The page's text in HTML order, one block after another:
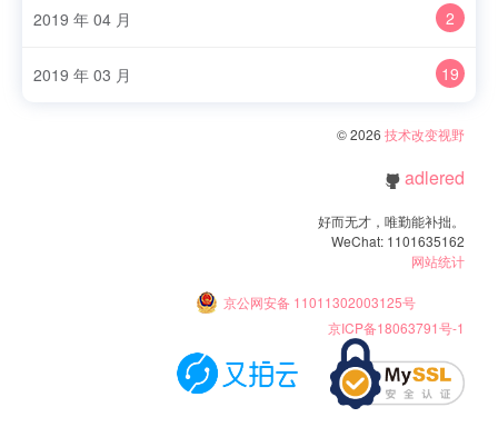
2019 年 04 月 2
2019 年 03 月 19
© 2026 技术改变视野
adlered
好而无才，唯勤能补拙。
WeChat: 1101635162
网站统计
京公网安备 11011302003125号
京ICP备18063791号-1